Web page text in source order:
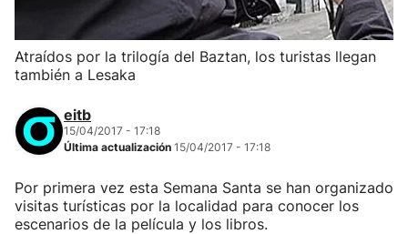
Atraídos por la trilogía del Baztan, los turistas llegan
también a Lesaka
eitb
15/04/2017 - 17:18
Última actualización 15/04/2017 - 17:18
Por primera vez esta Semana Santa se han organizado
visitas turísticas por la localidad para conocer los
escenarios de la película y los libros.